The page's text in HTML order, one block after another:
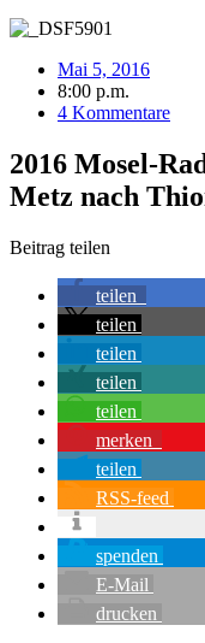
Mai 5, 2016
8:00 p.m.
4 Kommentare
2016 Mosel-
Metz nach
Beitrag teilen
teilen
teilen
teilen
teilen
teilen
merken
teilen
RSS-feed
spenden
E-Mail
drucken